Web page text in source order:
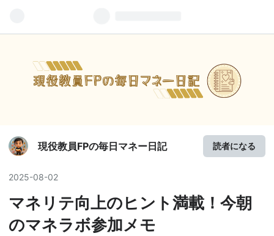
現役教員FPの毎日マネー日記 読者になる
2025-08-02
マネリテ向上のヒント満載！今朝
のマネラボ参加メモ